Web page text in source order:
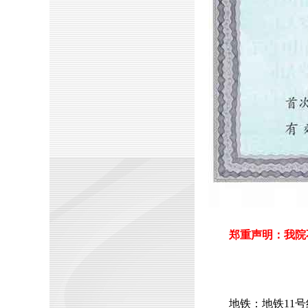
郑重声明：我
地铁：地铁11